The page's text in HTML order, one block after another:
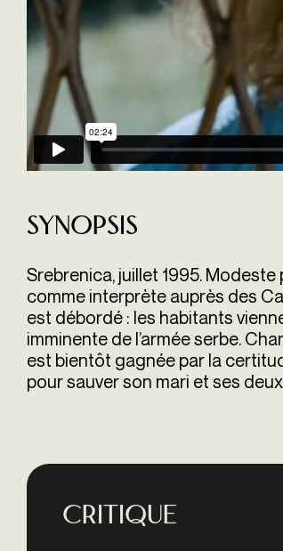
Synopsis
Srebrenica, juillet 1995.
comme interprète auprès des
est débordé : les habitants
imminente de l’armée serbe.
est bientôt gagnée par la
pour sauver son mari et ses
Critique